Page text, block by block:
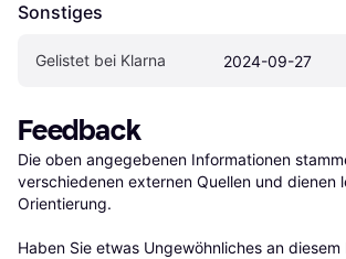
Sonstiges
Gelistet bei Klarna 2024-09-27
Feedback
Die oben angegebenen Informationen
verschiedenen externen Quellen und dienen
Orientierung.
Haben Sie etwas Ungewöhnliches an